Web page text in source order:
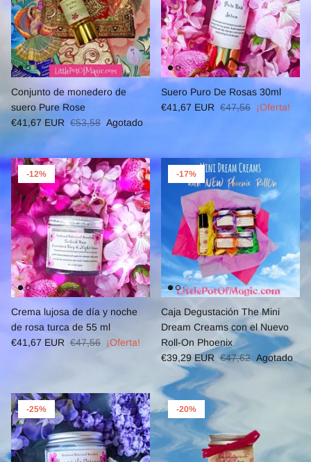
Conjunto de monedero de
suero Pure Rose
€41,67 EUR €53,58 Agotado
Suero Puro De Rosas 30ml
€41,67 EUR €47,56 ¡Oferta!
-12%
Crema lujosa de día y noche
de rosa turca de 55 ml
€41,67 EUR €47,56 ¡Oferta!
-17%
Caja Degustación The Mini
Dream Creams con el Nuevo
Roll-On Phoenix
€39,29 EUR €47,62 Agotado
-25% -20%